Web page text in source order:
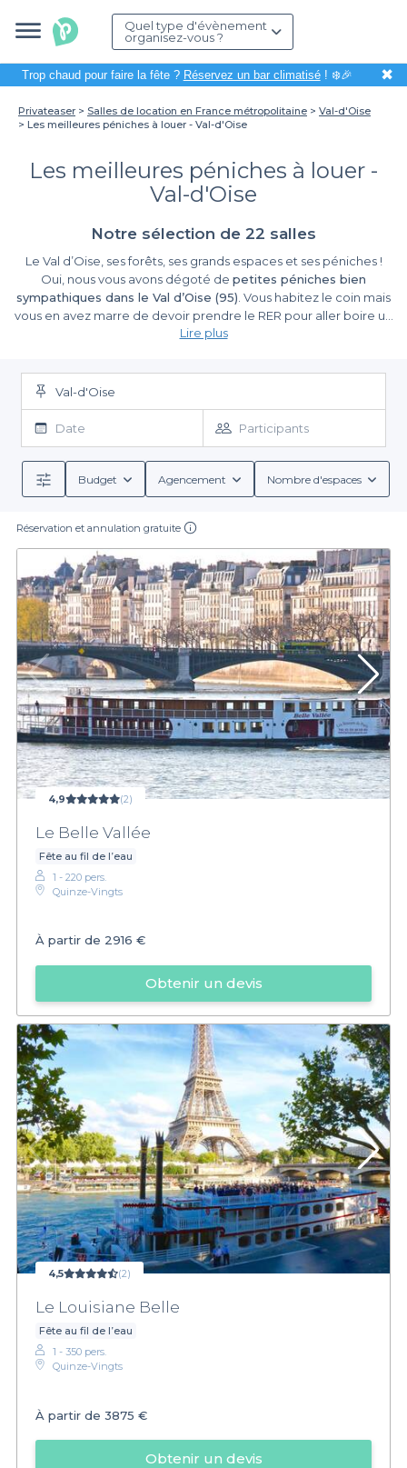
Quel type d'évènement
organisez-vous ?
Trop chaud pour faire la fête ? Réservez un bar climatisé! ❄️🎉 ✖
Privateaser Salles de location en France métropolitaine
Val-d'Oise
Les meilleures péniches à louer - Val-d'Oise
Les meilleures péniches à louer -
Val-d'Oise
Notre sélection de 22 salles
Le Val d’Oise, ses forêts, ses grands espaces et ses péniches !
Oui, nous vous avons dégoté de petites péniches bien
sympathiques dans le Val d’Oise (95) . Vous habitez le coin mais
vous en avez marre de devoir prendre le RER pour aller boire un
verre avec vos amis dans Paris ? On est là pour vous grâce à
endroit branché et romantique pour organiser un mariage ou un
anniversaire ou juste pour boire un bon verre avec vos amis ?
Nospéniches dans le 95vous accueillent et vous proposent
leurs services de qualité. Oubliez les bars remplis de la capitale
péniches dans le Val d’Oisea été très méticuleuse et on vous a
choisi des lieux d’exceptions où on aime revenir. Vous allez
pouvoir vous prélasser au soleil, un verre à la main et une petite
réservez votresalle dans le Val d'Oise
Lire plus
Val-d'Oise
Date Participants
Budget Agencement Nombre d'espaces
Réservation et annulation gratuite
4,9 (2)
Le Belle Vallée
Fête au fil de l’eau
1 - 220 pers.
Quinze-Vingts
À partir de 2916 €
Obtenir un devis
4,5 (2)
Le Louisiane Belle
Fête au fil de l’eau
1 - 350 pers.
Quinze-Vingts
À partir de 3875 €
Obtenir un devis